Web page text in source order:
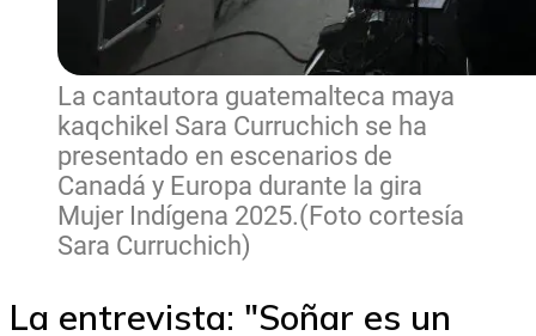
La cantautora guatemalteca maya
kaqchikel Sara Curruchich se ha
presentado en escenarios de
Canadá y Europa durante la gira
Mujer Indígena 2025.(Foto cortesía
Sara Curruchich)
La entrevista: "Soñar es un